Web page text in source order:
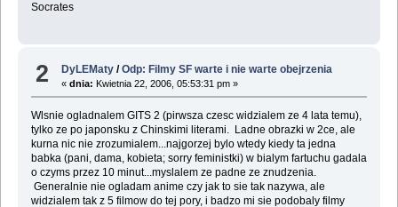
Socrates
2 DyLEMaty /Odp: Filmy SF warte i nie warte obejrzenia
«dnia: Kwietnia 22, 2006, 05:53:31 pm »
Wlsnie ogladnalem GITS 2 (pirwsza czesc widzialem ze 4 lata temu),
tylko ze po japonsku z Chinskimi literami. Ladne obrazki w 2ce, ale
kurna nic nie zrozumialem...najgorzej bylo wtedy kiedy ta jedna
babka (pani, dama, kobieta; sorry feministki) w bialym fartuchu gadala
o czyms przez 10 minut...myslalem ze padne ze znudzenia.
Generalnie nie ogladam anime czy jak to sie tak nazywa, ale
widzialem tak z 5 filmow do tej pory, i badzo mi sie podobaly filmy